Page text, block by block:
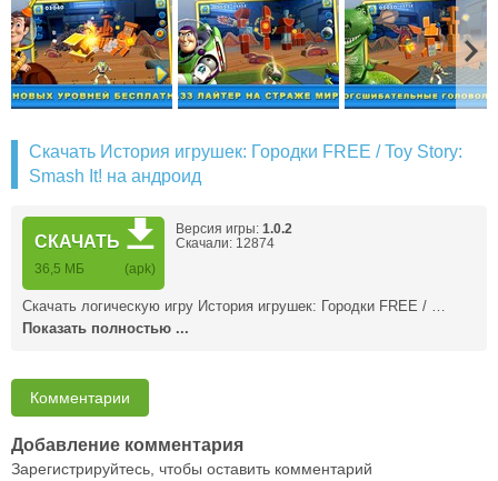
Скачать История игрушек: Городки FREE / Toy Story:
Smash It! на андроид
СКАЧАТЬ
36,5 MБ (apk)
Версия игры: 1.0.2
Скачали: 12874
Скачать логическую игру История игрушек: Городки FREE / …
Показать полностью ...
Комментарии
Добавление комментария
Зарегистрируйтесь, чтобы оставить комментарий